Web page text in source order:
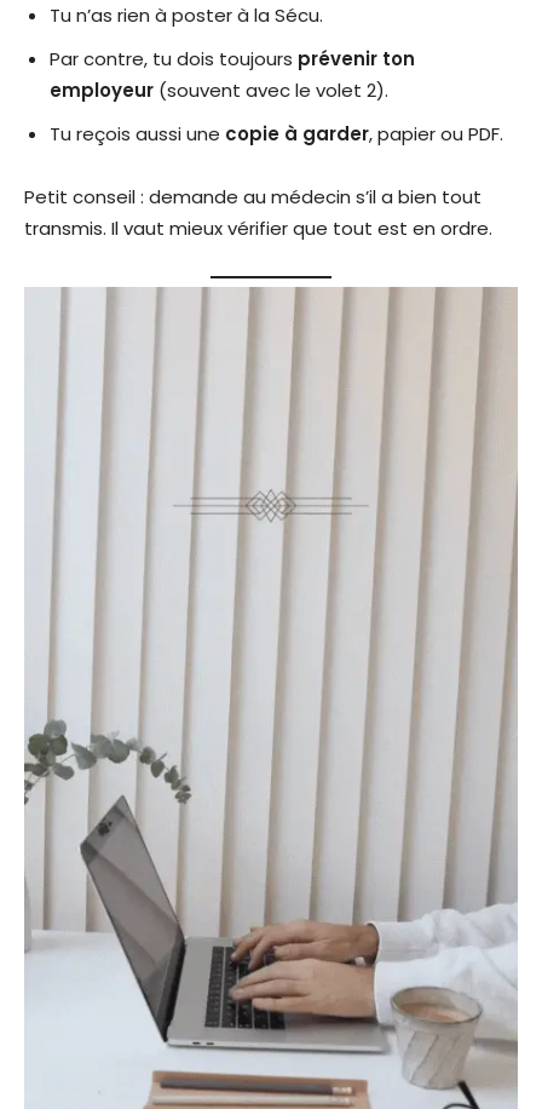
Tu n’as rien à poster à la Sécu.
Par contre, tu dois toujours prévenir ton
employeur (souvent avec le volet 2).
Tu reçois aussi une copie à garder, papier ou PDF.
Petit conseil : demande au médecin s’il a bien tout
transmis. Il vaut mieux vérifier que tout est en ordre.